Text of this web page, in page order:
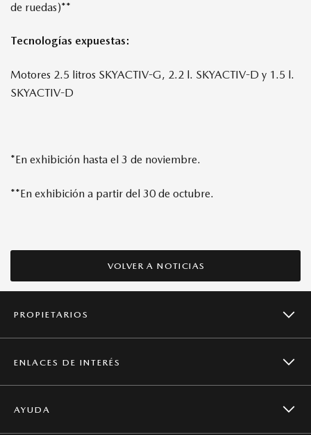
de ruedas)**
Tecnologías expuestas:
Motores 2.5 litros SKYACTIV-G, 2.2 l. SKYACTIV-D y 1.5 l.
SKYACTIV-D
*En exhibición hasta el 3 de noviembre.
**En exhibición a partir del 30 de octubre.
VOLVER A NOTICIAS
PROPIETARIOS
CAMPAÑAS DE SEGURIDAD
ENLACES DE INTERÉS
NOTICIAS
AYUDA